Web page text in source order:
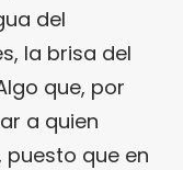
del
la brisa del
que, por
a quien
puesto que en